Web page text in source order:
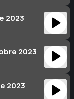
2023
2023
2023